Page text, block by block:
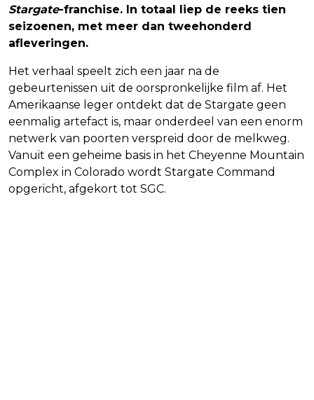
Stargate-franchise. In totaal liep de reeks tien
seizoenen, met meer dan tweehonderd
afleveringen.
Het verhaal speelt zich een jaar na de
gebeurtenissen uit de oorspronkelijke film af. Het
Amerikaanse leger ontdekt dat de Stargate geen
eenmalig artefact is, maar onderdeel van een enorm
netwerk van poorten verspreid door de melkweg.
Vanuit een geheime basis in het Cheyenne Mountain
Complex in Colorado wordt Stargate Command
opgericht, afgekort tot SGC.